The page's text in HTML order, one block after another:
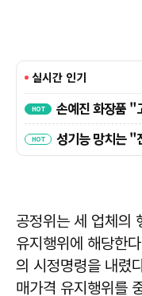
공정위는 세 업체의
유지행위에 해당한
의 시정명령을 내렸
매가격 유지행위를